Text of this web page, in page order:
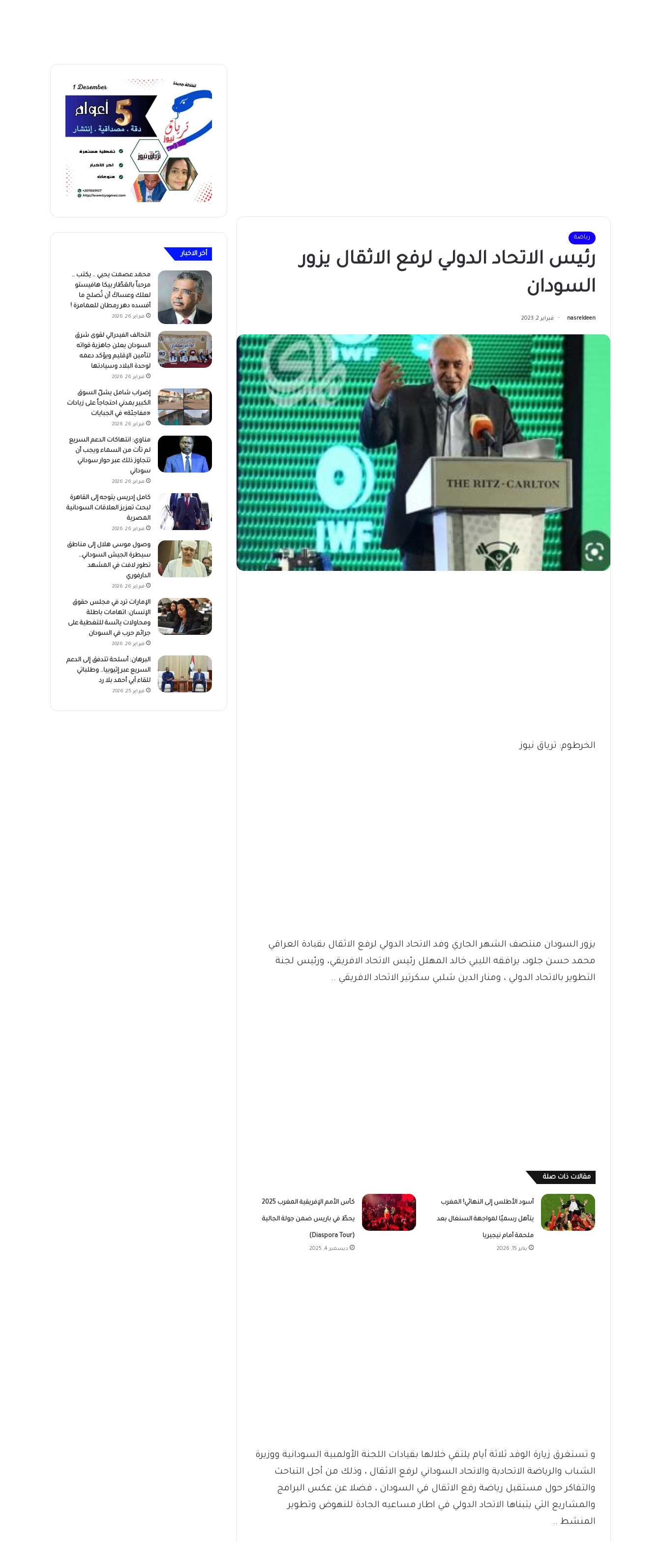
رياضة
رئيس الاتحاد الدولي لرفع الاثقال يزور
السودان
nasreldeen فبراير 2, 2023
الخرطوم: ترياق نيوز
يزور السودان منتصف الشهر الجاري وفد الاتحاد الدولي لرفع الاثقال بقيادة العراقي
محمد حسن جلود، يرافقه الليبي خالد المهلل رئيس الاتحاد الافريقي، ورئيس لجنة
التطوير بالاتحاد الدولي ، ومنار الدين شلبي سكرتير الاتحاد الافريقي ..
مقالات ذات صلة
أسود الأطلس إلى النهائي! المغرب
يتأهل رسميًا لمواجهة السنغال بعد
ملحمة أمام نيجيريا
يناير 15, 2026
كأس الأمم الإفريقية المغرب 2025
يحطّ في باريس ضمن جولة الجالية
(Diaspora Tour)
ديسمبر 4, 2025
و تستغرق زيارة الوفد ثلاثة أيام يلتقي خلالها بقيادات اللجنة الأولمبية السودانية ووزيرة
الشباب والرياضة الاتحادية والاتحاد السوداني لرفع الاثقال ، وذلك من أجل التباحث
والتفاكر حول مستقبل رياضة رفع الاثقال في السودان ، فضلا عن عكس البرامج
والمشاريع التي يتبناها الاتحاد الدولي في اطار مساعيه الجادة للنهوض وتطوير
المنشط ..
أخر الاخبار
محمد عصمت يحيي .. يكتب ..
مرحباً بالعَطّار بيكا هافيستو
لعلك وعساكَ أن تُصلح ما
أفسده دهر رمطان للعمامرة !
فبراير 26, 2026
التحالف الفيدرالي لقوى شرق
السودان يعلن جاهزية قواته
لتأمين الإقليم ويؤكد دعمه
لوحدة البلاد وسيادتها
فبراير 26, 2026
إضراب شامل يشلّ السوق
الكبير بمدني احتجاجاً على زيادات
«مفاجئة» في الجبايات
فبراير 26, 2026
مناوي: انتهاكات الدعم السريع
لم تأت من السماء ويجب أن
تتجاوز ذلك عبر حوار سوداني
سوداني
فبراير 26, 2026
كامل إدريس يتوجه إلى القاهرة
لبحث تعزيز العلاقات السودانية
المصرية
فبراير 26, 2026
وصول موسى هلال إلى مناطق
سيطرة الجيش السوداني..
تطور لافت في المشهد
الدارفوري
فبراير 26, 2026
الإمارات ترد في مجلس حقوق
الإنسان: اتهامات باطلة
ومحاولات يائسة للتغطية على
جرائم حرب في السودان
فبراير 26, 2026
البرهان: أسلحة تتدفق إلى الدعم
السريع عبر إثيوبيا.. وطلباتي
للقاء آبي أحمد بلا رد
فبراير 25, 2026